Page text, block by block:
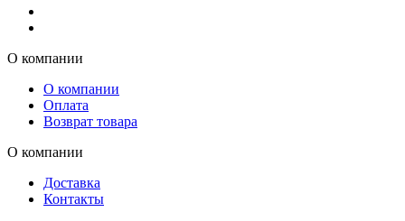
О компании
О компании
Оплата
Возврат товара
О компании
Доставка
Контакты